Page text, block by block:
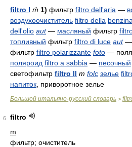
filtro I ḿ 1) фильтр filtro dell'aria —
воздухоочиститель filtro della benzina
dell'olio aut — масляный фильтр
топливный фильтр filtro di luce aut —
фильтр filtro polarizzante foto —
поляроид filtro a sabbia — песочный
светофильтр filtro II m folc зелье
напиток , приворотное зелье
Большой итальяно-русский словарь >
6
filtro
m
фильтр; очиститель